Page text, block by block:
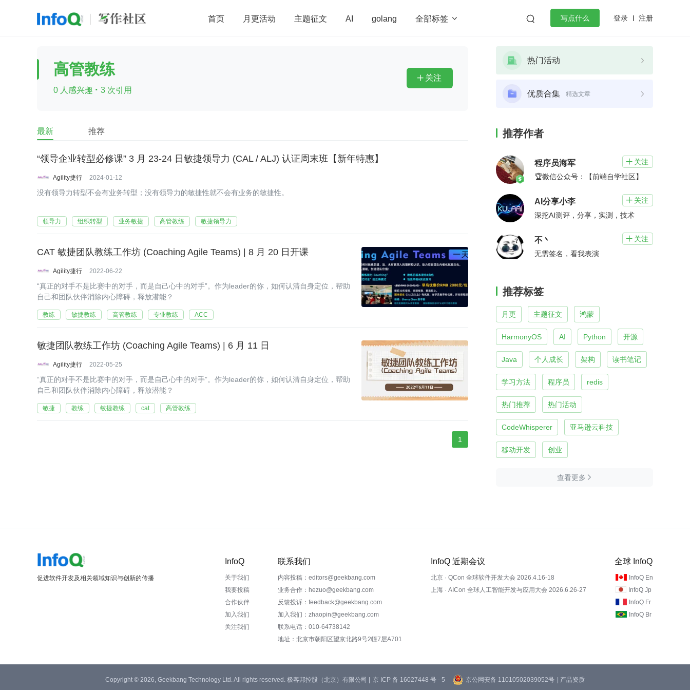
首页 月更活动 主题征文 AI golang 全部标签   写点什么 登录 注册
前端 AI redis
查看更多
高管教练
0 人感兴趣 · 3 次引用
 关注
最新 推荐
“领导企业转型必修课” 3 月 23-24 日敏捷领导力 (CAL / ALJ) 认证周末班【新年特惠】
Agility捷行 2024-01-12
没有领导力转型不会有业务转型；没有领导力的敏捷性就不会有业务的敏捷性。
领导力 组织转型 业务敏捷 高管教练 敏捷领导力
CAT 敏捷团队教练工作坊 (Coaching Agile Teams) | 8 月 20 日开课
Agility捷行 2022-06-22
“真正的对手不是比赛中的对手，而是自己心中的对手”。作为leader的你，如何认清自身定位，帮助
自己和团队伙伴消除内心障碍，释放潜能？
教练 敏捷教练 高管教练 专业教练 ACC
敏捷团队教练工作坊 (Coaching Agile Teams) | 6 月 11 日
Agility捷行 2022-05-25
“真正的对手不是比赛中的对手，而是自己心中的对手”。作为leader的你，如何认清自身定位，帮助
自己和团队伙伴消除内心障碍，释放潜能？
敏捷 教练 敏捷教练 cat 高管教练
1
热门活动
优质合集 精选文章
推荐作者
程序员海军  关注
🏆微信公众号：【前端自学社区】
AI分享小李  关注
深挖AI测评，分享，实测，技术
不丶  关注
无需签名，看我表演
推荐标签
月更 主题征文 鸿蒙
HarmonyOS AI Python 开源
Java 个人成长 架构 读书笔记
学习方法 程序员 redis
热门推荐 热门活动
CodeWhisperer 亚马逊云科技
移动开发 创业
查看更多 
促进软件开发及相关领域知识与创新的传播
InfoQ
关于我们
我要投稿
合作伙伴
加入我们
关注我们
联系我们
内容投稿：editors@geekbang.com
业务合作：hezuo@geekbang.com
反馈投诉：feedback@geekbang.com
加入我们：zhaopin@geekbang.com
联系电话：010-64738142
地址：北京市朝阳区望京北路9号2幢7层A701
InfoQ 近期会议
北京 · QCon 全球软件开发大会 2026.4.16-18
上海 · AICon 全球人工智能开发与应用大会 2026.6.26-27
全球 InfoQ
InfoQ En
InfoQ Jp
InfoQ Fr
InfoQ Br
Copyright © 2026, Geekbang Technology Ltd. All rights reserved. 极客邦控股（北京）有限公司 | 京 ICP 备 16027448 号 - 5 京公网安备 11010502039052号 | 产品资质